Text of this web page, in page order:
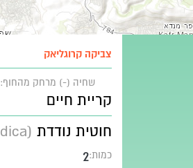
צביקה קרוגליאק
שחיה (-) מרחק מהחוף: 0-200
קריית חיים
חוטית נודדת (Rhopilema nomadica)
כמות:2